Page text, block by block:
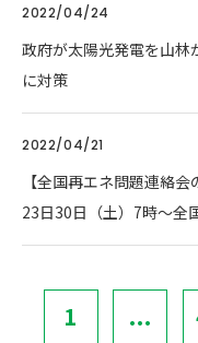
2022/04/24
政府が太陽光発電を山
に対策
2022/04/21
【全国再エネ問題連絡
23日30日（土）7時～全
1 ...